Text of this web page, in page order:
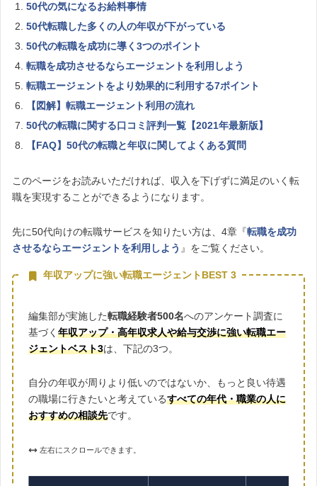
50代の気になるお給料事情
50代転職した多くの人の年収が下がっている
50代の転職を成功に導く3つのポイント
転職を成功させるならエージェントを利用しよう
転職エージェントをより効果的に利用する7ポイント
【図解】転職エージェント利用の流れ
50代の転職に関する口コミ評判一覧【2021年最新版】
【FAQ】50代の転職と年収に関してよくある質問
このページをお読みいただければ、収入を下げずに満足のいく転
職を実現することができるようになります。
先に50代向けの転職サービスを知りたい方は、4章『転職を成功
させるならエージェントを利用しよう 』をご覧ください。
年収アップに強い転職エージェントBEST 3
編集部が実施した転職経験者500名へのアンケート調査に
基づく 年収アップ・高年収求人や給与交渉に強い転職エー
ジェントベスト3は、下記の3つ。
自分の年収が周りより低いのではないか、もっと良い待遇
の職場に行きたいと考えているすべての年代・職業の人に
おすすめの相談先です。
左右にスクロールできます。